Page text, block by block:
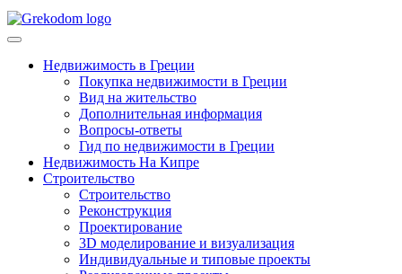
Недвижимость в Греции
Покупка недвижимости в Греции
Вид на жительство
Дополнительная информация
Вопросы-ответы
Гид по недвижимости в Греции
Недвижимость На Кипре
Строительство
Строительство
Реконструкция
Проектирование
3D моделирование и визуализация
Индивидуальные и типовые проекты